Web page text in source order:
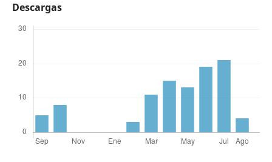
Descargas